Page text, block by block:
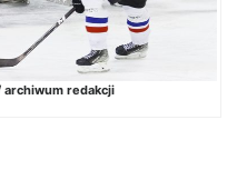
archiwum redakcji